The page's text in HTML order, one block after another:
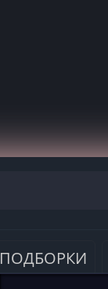
ПОДБОРКИ